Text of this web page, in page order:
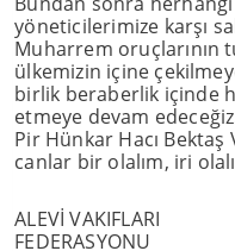
yöneticilerimize karşı
Muharrem
ülkemizin içine
birlik beraberlik içinde
etmeye devam
Pir Hünkar Hacı
canlar bir olalım, iri
ALEVİ VAKIFLARI
FEDERASYONU